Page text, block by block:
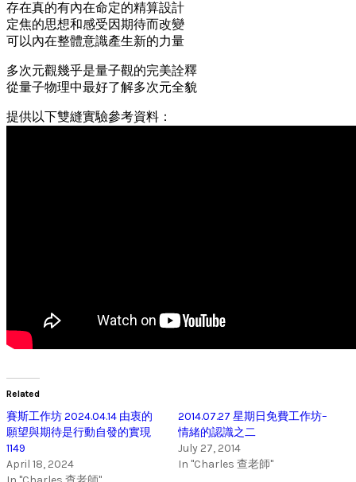
存在真的有內在命定的精算設計
定焦的思想和感受因期待而改變
可以內在整體意識產生新的力量
多次元觀幾乎是量子觀的完美詮釋
從量子物理中最好了解多次元全貌
提供以下雙縫實驗參考資料：
Related
賽斯工作坊 2024.04.14 由衷的
願望與期待是行動自發的實現
1149
April 18, 2024
2014.07.27 星期日免費工作坊–
情緒的認識之二
July 27, 2014
In "Charles 查老師"